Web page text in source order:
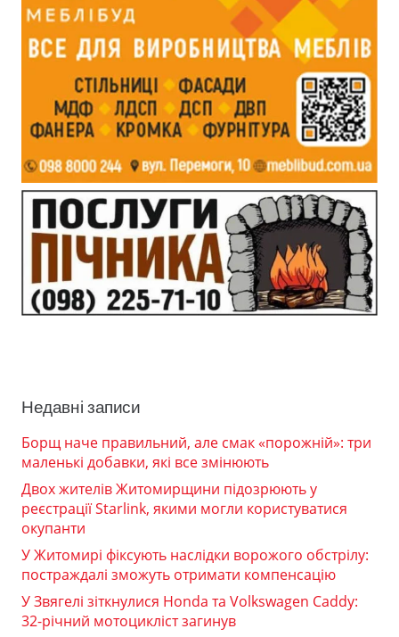
Недавні записи
Борщ наче правильний, але смак «порожній»: три
маленькі добавки, які все змінюють
Двох жителів Житомирщини підозрюють у
реєстрації Starlink, якими могли користуватися
окупанти
У Житомирі фіксують наслідки ворожого обстрілу:
постраждалі зможуть отримати компенсацію
У Звягелі зіткнулися Honda та Volkswagen Caddy:
32-річний мотоцикліст загинув